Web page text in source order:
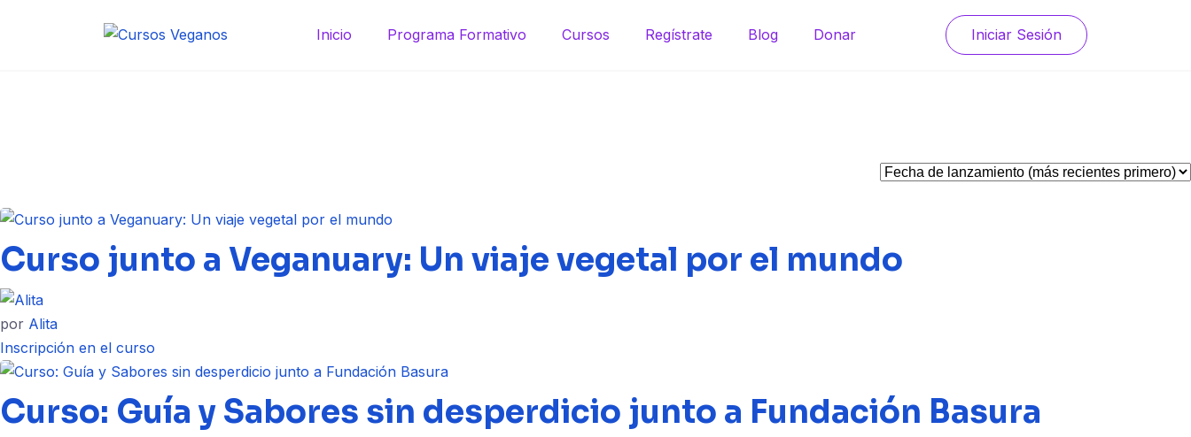
Inicio Programa Formativo Cursos Regístrate Blog Donar Iniciar Sesión
Curso junto a Veganuary: Un viaje vegetal por el mundo
por Alita
Inscripción en el curso
Curso: Guía y Sabores sin desperdicio junto a Fundación Basura